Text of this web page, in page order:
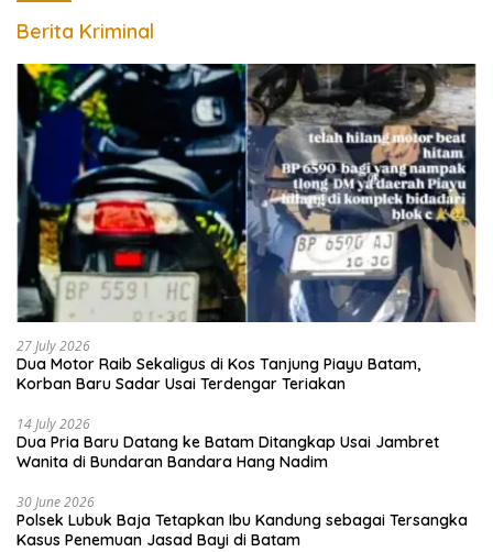
Berita Kriminal
27 July 2026
Dua Motor Raib Sekaligus di Kos Tanjung Piayu Batam,
Korban Baru Sadar Usai Terdengar Teriakan
14 July 2026
Dua Pria Baru Datang ke Batam Ditangkap Usai Jambret
Wanita di Bundaran Bandara Hang Nadim
30 June 2026
Polsek Lubuk Baja Tetapkan Ibu Kandung sebagai Tersangka
Kasus Penemuan Jasad Bayi di Batam